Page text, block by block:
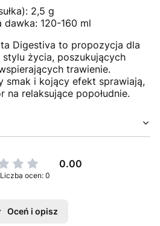
2,5 g
dawka: 120-160 ml
Digestiva to propozycja dla
życia, poszukujących
trawienie.
smak i kojący efekt sprawiają,
na relaksujące popołudnie.
0.00
Liczba ocen: 0
Oceń i opisz